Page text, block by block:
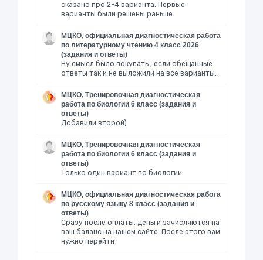
сказано про 2-4 варианта. Первые
варианты были решены раньше
МЦКО, официальная диагностическая работа
по литературному чтению 4 класс 2026
(задания и ответы)
Ну смысл было покупать , если обещанные
ответы так и не выложили на все варианты….
МЦКО, Тренировочная диагностическая
работа по биологии 6 класс (задания и
ответы)
Добавили второй)
МЦКО, Тренировочная диагностическая
работа по биологии 6 класс (задания и
ответы)
Только один вариант по биологии
МЦКО, официальная диагностическая работа
по русскому языку 8 класс (задания и
ответы)
Сразу после оплаты, деньги зачисляются на
ваш баланс на нашем сайте. После этого вам
нужно перейти